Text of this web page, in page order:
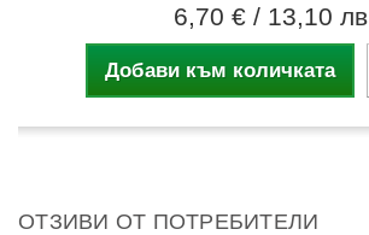
6,70 € / 13,10 лв
Добави към количката
ОТЗИВИ ОТ ПОТРЕБИТЕЛИ